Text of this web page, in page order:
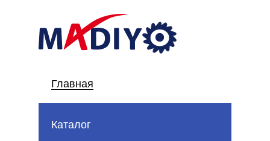
Главная
Каталог